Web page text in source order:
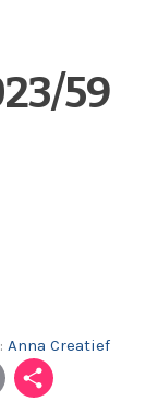
59
Anna Creatief
Em